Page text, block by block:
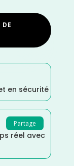
en sécurité
Partage
réel avec